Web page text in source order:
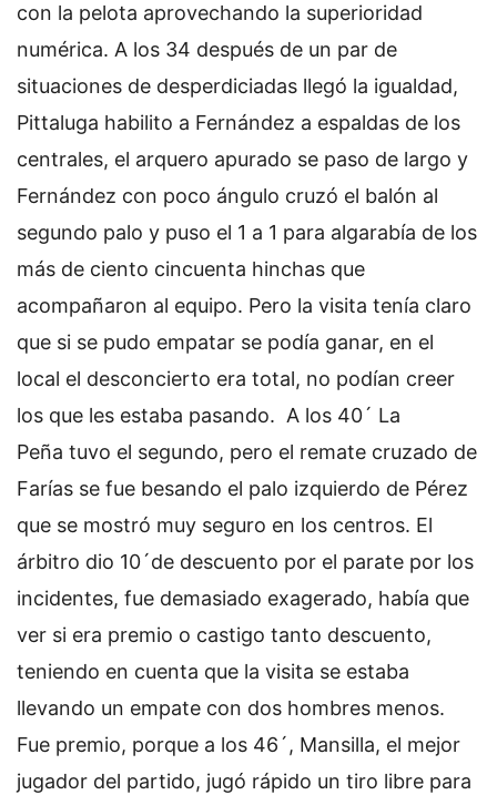
con la pelota aprovechando la superioridad
numérica. A los 34 después de un par de
situaciones de desperdiciadas llegó la igualdad,
Pittaluga habilito a Fernández a espaldas de los
centrales, el arquero apurado se paso de largo y
Fernández con poco ángulo cruzó el balón al
segundo palo y puso el 1 a 1 para algarabía de los
más de ciento cincuenta hinchas que
acompañaron al equipo. Pero la visita tenía claro
que si se pudo empatar se podía ganar, en el
local el desconcierto era total, no podían creer
los que les estaba pasando. A los 40´ La
Peña tuvo el segundo, pero el remate cruzado de
Farías se fue besando el palo izquierdo de Pérez
que se mostró muy seguro en los centros. El
árbitro dio 10´de descuento por el parate por los
incidentes, fue demasiado exagerado, había que
ver si era premio o castigo tanto descuento,
teniendo en cuenta que la visita se estaba
llevando un empate con dos hombres menos.
Fue premio, porque a los 46´, Mansilla, el mejor
jugador del partido, jugó rápido un tiro libre para